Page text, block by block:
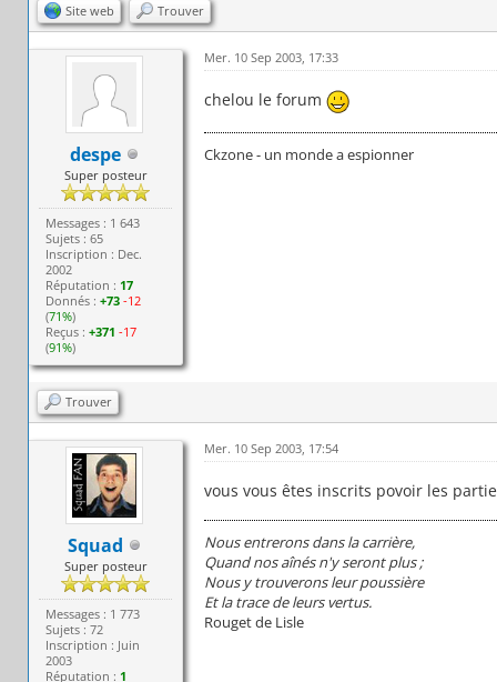
Site web Trouver
despe
Super posteur
Messages : 1 643
Sujets : 65
Inscription : Dec.
2002
Réputation : 17
Donnés :+73 -12
(71%)
Reçus :+371 -17
(91%)
Mer. 10 Sep 2003, 17:33
chelou le forum
Ckzone - un monde a espionner
Trouver
Squad
Super posteur
Messages : 1 773
Sujets : 72
Inscription : Juin
2003
Réputation : 1
Mer. 10 Sep 2003, 17:54
vous vous êtes inscrits povoir les
Nous entrerons dans la carrière,
Quand nos aînés n'y seront plus ;
Nous y trouverons leur poussière
Et la trace de leurs vertus.
Rouget de Lisle